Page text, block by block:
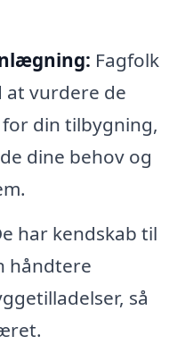
Fagfolk
vurdere de
din tilbygning,
dine behov og
har kendskab til
håndtere
så